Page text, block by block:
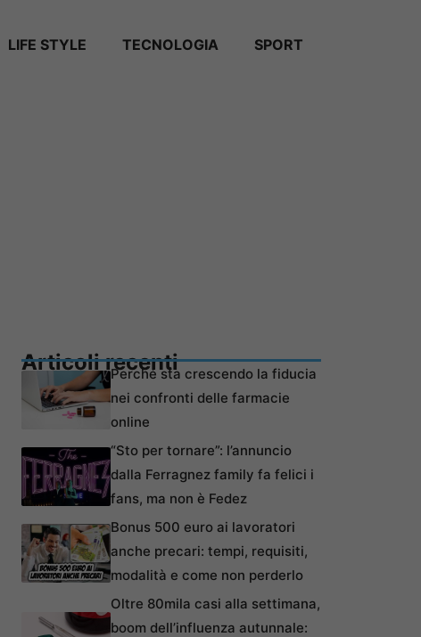
LIFE STYLE TECNOLOGIA SPORT
Articoli recentiPerché sta crescendo la fiducia
nei confronti delle farmacie
online
“Sto per tornare”: l’annuncio
dalla Ferragnez family fa felici i
fans, ma non è Fedez
Bonus 500 euro ai lavoratori
anche precari: tempi, requisiti,
modalità e come non perderlo
Oltre 80mila casi alla settimana,
boom dell’influenza autunnale: